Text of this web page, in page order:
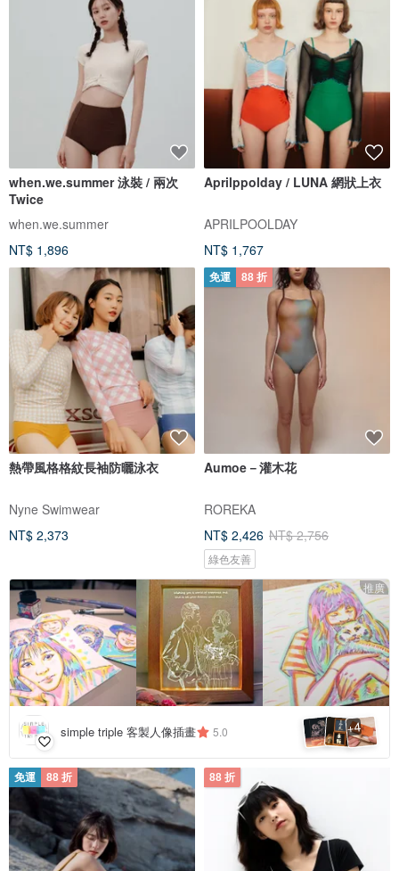
when.we.summer 泳裝 / 兩次
Twice
when.we.summer
NT$ 1,896
Aprilppolday / LUNA 網狀上衣
APRILPOOLDAY
NT$ 1,767
熱帶風格格紋長袖防曬泳衣
Nyne Swimwear
NT$ 2,373
免運 88 折
Aumoe－灌木花
ROREKA
NT$ 2,426 NT$ 2,756
綠色友善
推廣
simple triple 客製人像插畫 5.0 +4
免運 88 折 88 折